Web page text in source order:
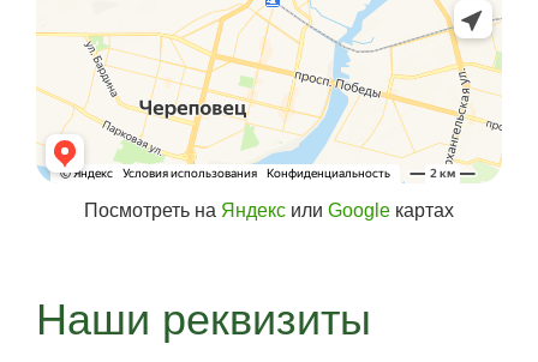
Посмотреть на Яндекс или Google картах
Наши реквизиты